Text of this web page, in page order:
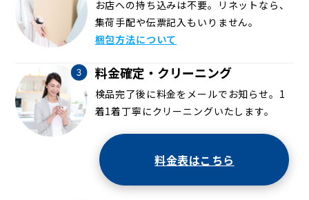
お店への持ち込みは不要。リネットなら、
集荷手配や伝票記入もいりません。
梱包方法について
料金確定・クリーニング
検品完了後に料金をメールでお知らせ。1
着1着丁寧にクリーニングいたします。
料金表はこちら